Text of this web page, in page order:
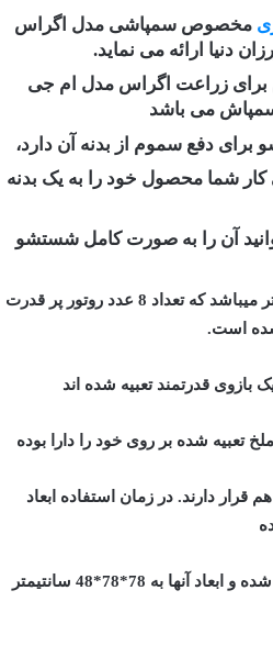
مخصوص سمپاشی مدل اگراس
دنیا ارائه می نماید.
برای زراعت اگراس مدل ام جی
می باشد
برای دفع سموم از بدنه آن دارد،
کار شما محصول خود را به یک بدنه
آن را به صورت کامل شستشو
1- این پهپاد در واقع یک اکتاکوپتر میباشد که تعداد 8 عدد روتور پر قدرت
شده است.
بازوی قدرتمند تعبیه شده اند
تعبیه شده بر روی خود را دارا بوده
قرار دارند. در زمان استفاده ابعاد
و در زمان حمل به راحتی جمع شده و ابعاد آنها به 78*78*48 سانتیمتر